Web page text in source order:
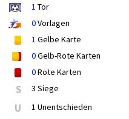
1 Tor
0Vorlagen
1 Gelbe Karte
0Gelb-Rote Karten
0Rote Karten
S 3 Siege
U 1 Unentschieden